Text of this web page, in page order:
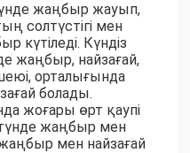
жаңбыр жауып,
солтүстігі мен
күтіледі. Күндіз
жаңбыр, найзағай,
орталығында
болады.
жоғары өрт қаупі
жаңбыр мен
жаңбыр мен найзағай